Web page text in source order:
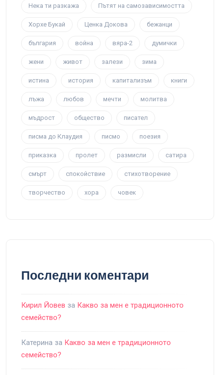
Нека ти разкажа Пътят на самозависимостта
Хорхе Букай Ценка Докова бежанци
българия война вяра-2 думички
жени живот залези зима
истина история капитализъм книги
лъжа любов мечти молитва
мъдрост общество писател
писма до Клаудия писмо поезия
приказка пролет размисли сатира
смърт спокойствие стихотворение
творчество хора човек
Последни коментари
Кирил Йовев за Какво за мен е традиционното
семейство?
Катерина за Какво за мен е традиционното
семейство?